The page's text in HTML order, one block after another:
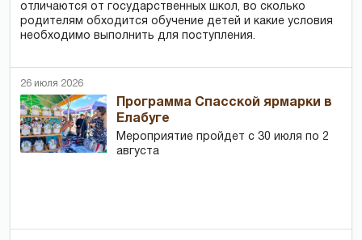
отличаются от государственных школ, во сколько
родителям обходится обучение детей и какие условия
необходимо выполнить для поступления.
26 июля 2026
Программа Спасской ярмарки в
Елабуге
Мероприятие пройдет с 30 июля по 2
августа